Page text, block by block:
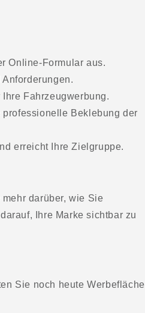
Online-Formular aus.
Fahrzeugwerbung.
Beklebung der
erreicht Ihre Zielgruppe.
darüber, wie Sie
Ihre Marke sichtbar zu
Sie noch heute Werbefläche